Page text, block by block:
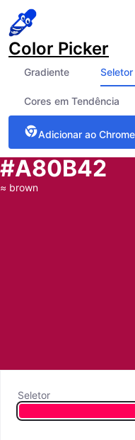
Color Picker
Gradiente
Cores em Tendência
Adicionar ao Chrome
#A80B42
≈ brown
Seletor